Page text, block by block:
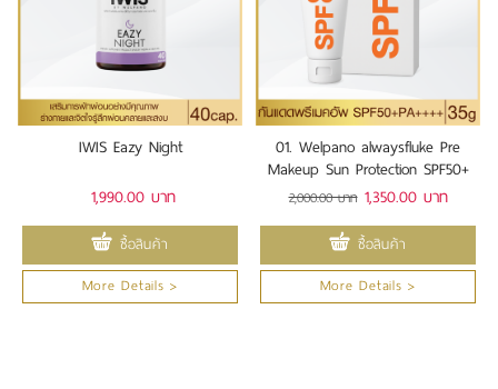
IWIS Eazy Night
1,990.00 บาท
ซื้อสินค้า
More Details >
01. Welpano alwaysfluke Pre
Makeup Sun Protection SPF50+
PA++++
2,000.00 บาท 1,350.00 บาท
ซื้อสินค้า
More Details >